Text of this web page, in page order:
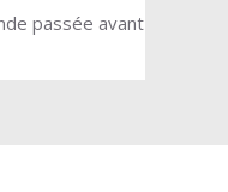
passée avant